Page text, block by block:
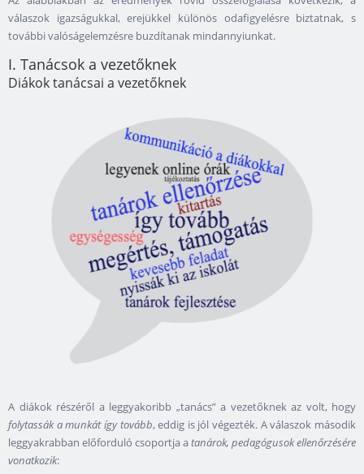
válaszok igazságukkal, erejükkel különös odafigyelésre biztatnak, s
további valóságelemzésre buzdítanak mindannyiunkat.
I. Tanácsok a vezetőknek
Diákok tanácsai a vezetőknek
A diákok részéről a leggyakoribb „tanács” a vezetőknek az volt, hogy
folytassák a munkát így tovább, eddig is jól végezték. A válaszok második
leggyakrabban előforduló csoportja atanárok, pedagógusok ellenőrzésére
vonatkozik: